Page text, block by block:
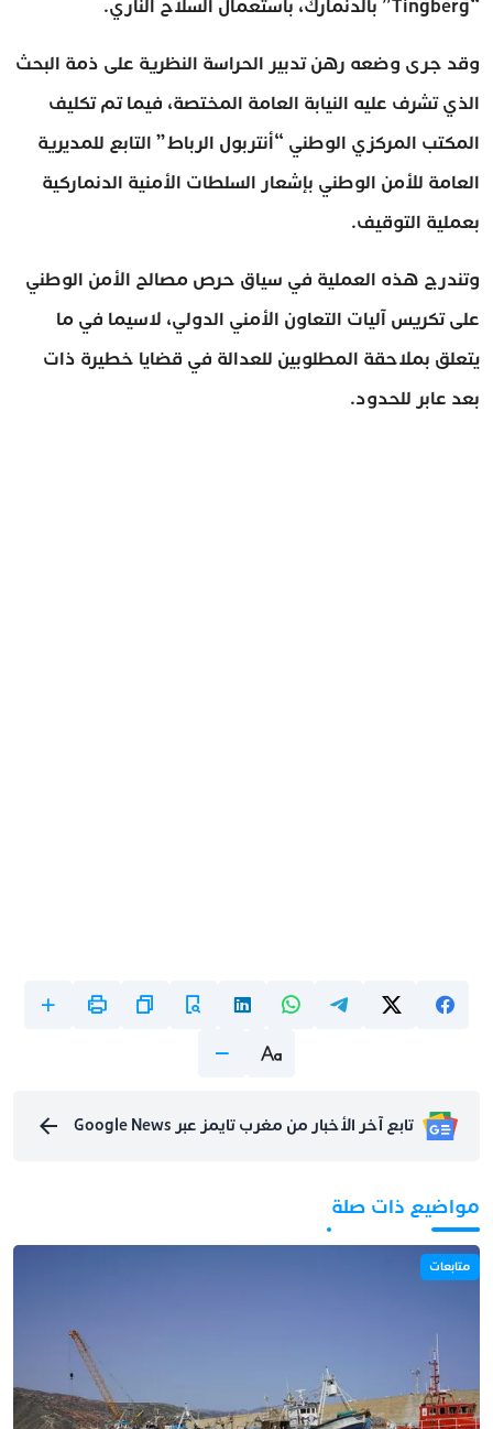
“Tingberg” بالدنمارك، باستعمال السلاح الناري.
وقد جرى وضعه رهن تدبير الحراسة النظرية على ذمة البحث
الذي تشرف عليه النيابة العامة المختصة، فيما تم تكليف
المكتب المركزي الوطني “أنتربول الرباط” التابع للمديرية
العامة للأمن الوطني بإشعار السلطات الأمنية الدنماركية
بعملية التوقيف.
وتندرج هذه العملية في سياق حرص مصالح الأمن الوطني
على تكريس آليات التعاون الأمني الدولي، لاسيما في ما
يتعلق بملاحقة المطلوبين للعدالة في قضايا خطيرة ذات
بعد عابر للحدود.
تابع آخر الأخبار من مغرب تايمز عبر Google News
مواضيع ذات صلة
متابعات